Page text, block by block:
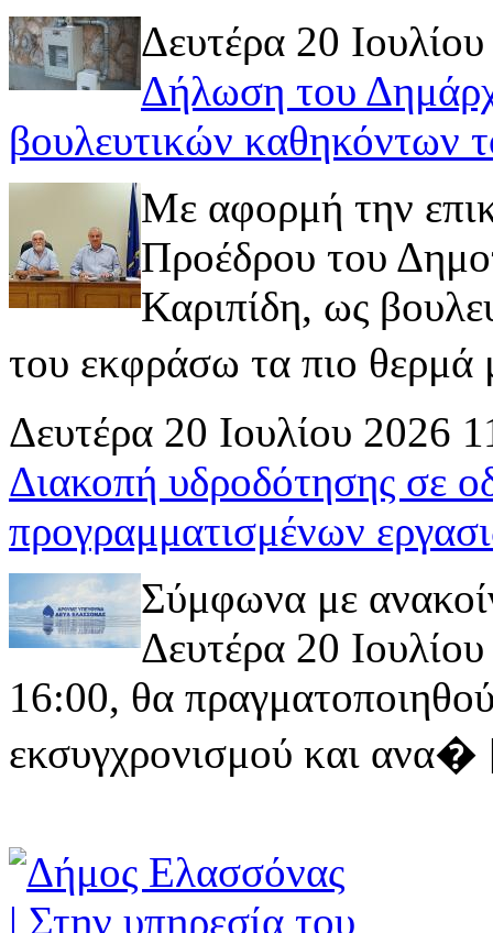
Δευτέρα 20
Δήλωση του
βουλευτικών καθηκόντων
Με αφορμή την
Προέδρου του
Καριπίδη, ως
του εκφράσω τα πιο
Δευτέρα 20 Ιουλίου 2026
Διακοπή υδροδότησης σε
προγραμματισμένων
Σύμφωνα με
Δευτέρα 20
16:00, θα
εκσυγχρονισμού και